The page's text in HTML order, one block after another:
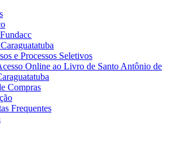
e Processos Seletivos
Online ao Livro de Santo Antônio de
Compras
Frequentes